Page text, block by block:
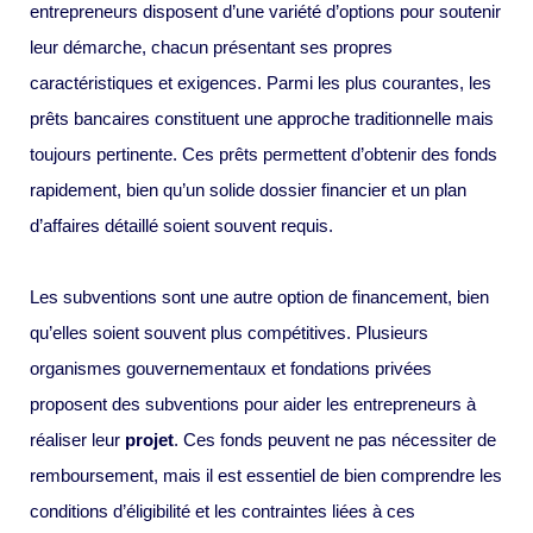
entrepreneurs disposent d’une variété d’options pour soutenir
leur démarche, chacun présentant ses propres
caractéristiques et exigences. Parmi les plus courantes, les
prêts bancaires constituent une approche traditionnelle mais
toujours pertinente. Ces prêts permettent d’obtenir des fonds
rapidement, bien qu’un solide dossier financier et un plan
d’affaires détaillé soient souvent requis.
Les subventions sont une autre option de financement, bien
qu’elles soient souvent plus compétitives. Plusieurs
organismes gouvernementaux et fondations privées
proposent des subventions pour aider les entrepreneurs à
réaliser leur projet. Ces fonds peuvent ne pas nécessiter de
remboursement, mais il est essentiel de bien comprendre les
conditions d’éligibilité et les contraintes liées à ces